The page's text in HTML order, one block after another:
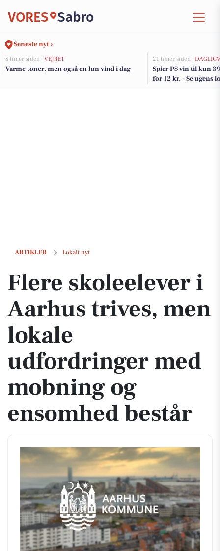
VORES Sabro
Seneste nyt ›
8 timer siden | VEJRET
Varme toner, men også en lun vind i dag
21 timer siden |
Spier PS vin til kun
for 12 kr. - Se ugens
ARTIKLER Lokalt nyt
Flere skoleelever i Aarhus trives, men lokale udfordringer med
Flere skoleelever i
Aarhus trives, men
lokale
udfordringer med
mobning og
ensomhed består